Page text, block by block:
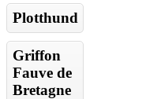
Plotthund
Griffon
Fauve de
Bretagne